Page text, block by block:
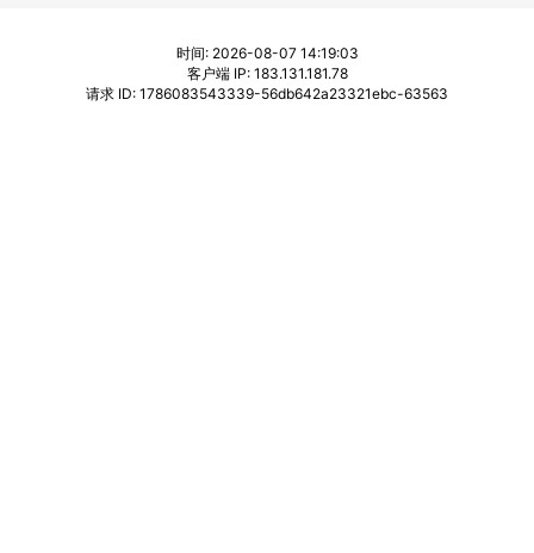
时间: 2026-08-07 14:19:03
客户端 IP: 183.131.181.78
请求 ID: 1786083543339-56db642a23321ebc-63563